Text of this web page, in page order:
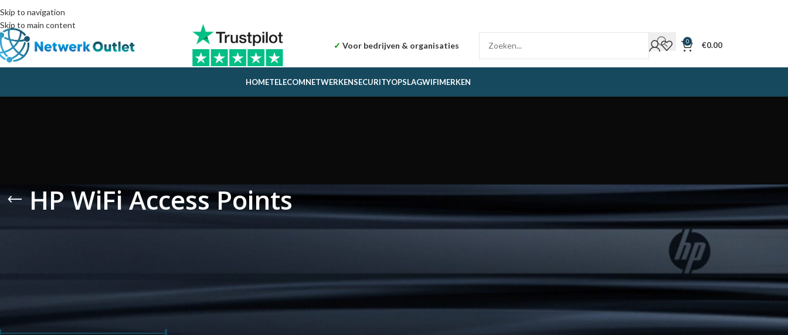
Skip to navigation
Skip to main content
✓ Voor bedrijven & organisaties 0 €0.00
HOMETELECOMNETWERKENSECURITYOPSLAGWIFIMERKEN
HP WiFi Access Points
FILTER OP PRIJS
HP WiFi Access Points kopen? Steeds meer apparaten zijn voorzien van draadloos internet. De kabel blijft stabiel en snelheid onovertroffen.
hierdoor is een kabel-verbinding populair is bij veel gebruikers die de betrouwbaarheid van de verbinding van cruciaal vinden, zoals bij